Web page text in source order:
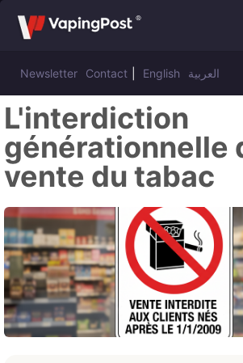
Newsletter Contact English العربية
L'interdiction
générationnelle
vente du tabac